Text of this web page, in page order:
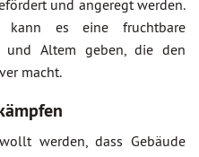
und angeregt werden.
kann es eine fruchtbare
und Altem geben, die den
macht.
werden, dass Gebäude